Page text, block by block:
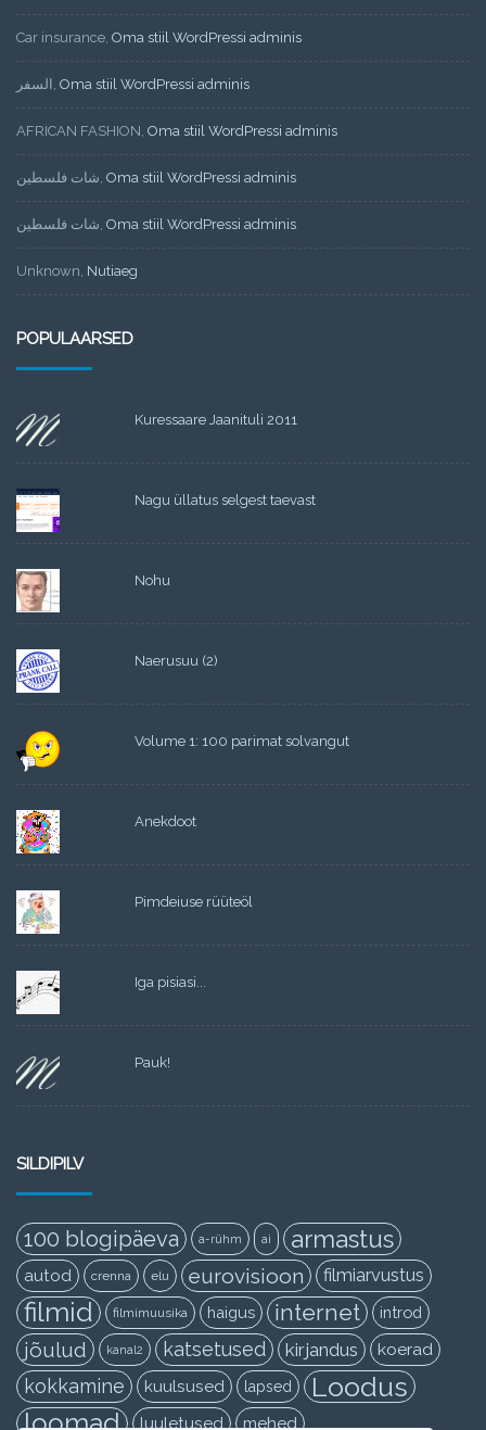
Car insurance Oma stiil WordPressi adminis
السفر Oma stiil WordPressi adminis
AFRICAN FASHION Oma stiil WordPressi adminis
شات فلسطين Oma stiil WordPressi adminis
شات فلسطين Oma stiil WordPressi adminis
Unknown Nutiaeg
POPULAARSED
Kuressaare Jaanituli 2011
Nagu üllatus selgest taevast
Nohu
Naerusuu (2)
Volume 1: 100 parimat solvangut
Anekdoot
Pimdeiuse rüüteöl
Iga pisiasi...
Pauk!
SILDIPILV
100 blogipäeva a-rühm ai armastus
autod crenna elu eurovisioon filmiarvustus
filmid filmimuusika haigus internet introd
jõulud kanal2 katsetused kirjandus koerad
kokkamine kuulsused lapsed Loodus
loomad luuletused mehed